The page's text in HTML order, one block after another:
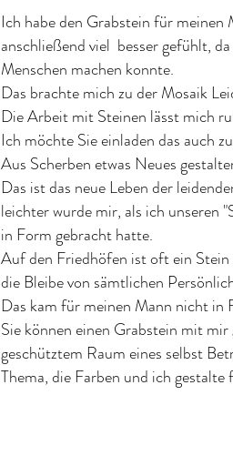
Ich habe den Grabstein für meinen
anschließend viel besser gefühlt,
Menschen machen konnte.
Das brachte mich zu der Mosaik
Die Arbeit mit Steinen lässt mich
Ich möchte Sie einladen das auch
Aus Scherben etwas Neues
Das ist das neue Leben der
leichter wurde mir, als ich unseren
in Form gebracht hatte.
Auf den Friedhöfen ist oft ein Stein
die Bleibe von sämtlichen
Das kam für meinen Mann nicht in
Sie können einen Grabstein mit
geschütztem Raum eines selbst
Thema, die Farben und ich